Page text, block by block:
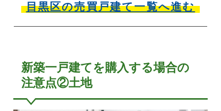
目黒区の売買戸建て一覧へ進む
新築一戸建てを購入する場合の
注意点②土地